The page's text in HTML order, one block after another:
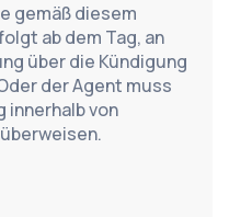
gemäß diesem
ab dem Tag, an
über die Kündigung
der Agent muss
innerhalb von